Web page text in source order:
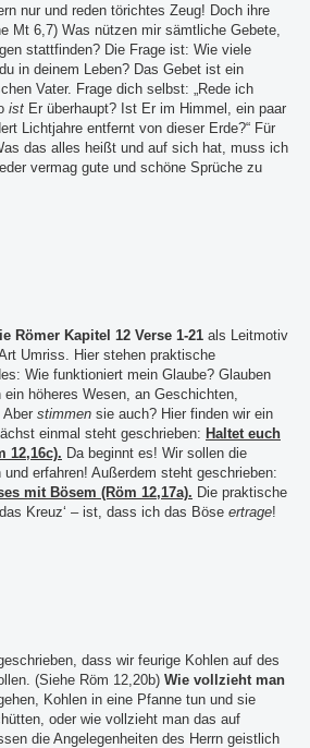
nur und reden törichtes Zeug! Doch ihre
Mt 6,7) Was nützen mir sämtliche Gebete,
stattfinden? Die Frage ist: Wie viele
in deinem Leben? Das Gebet ist ein
Vater. Frage dich selbst: „Rede ich
ist Er überhaupt? Ist Er im Himmel, ein paar
Lichtjahre entfernt von dieser Erde?“ Für
das alles heißt und auf sich hat, muss ich
vermag gute und schöne Sprüche zu
Römer Kapitel 12 Verse 1-21 als Leitmotiv
Umriss. Hier stehen praktische
Wie funktioniert mein Glaube? Glauben
höheres Wesen, an Geschichten,
Aber stimmen sie auch? Hier finden wir ein
einmal steht geschrieben: Haltet euch
12,16c). Da beginnt es! Wir sollen die
erfahren! Außerdem steht geschrieben:
mit Bösem (Röm 12,17a). Die praktische
Kreuz‘ – ist, dass ich das Böse ertrage!
dass wir feurige Kohlen auf des
(Siehe Röm 12,20b) Wie vollzieht man
Kohlen in eine Pfanne tun und sie
oder wie vollzieht man das auf
die Angelegenheiten des Herrn geistlich